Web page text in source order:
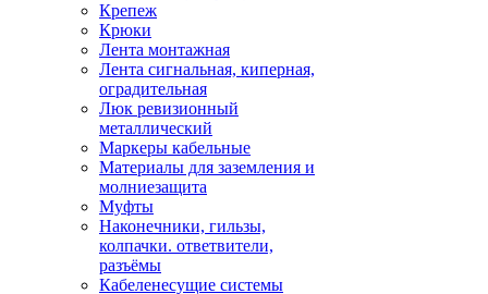
Крепеж
Крюки
Лента монтажная
Лента сигнальная, киперная,
оградительная
Люк ревизионный
металлический
Маркеры кабельные
Материалы для заземления и
молниезащита
Муфты
Наконечники, гильзы,
колпачки. ответвители,
разъёмы
Кабеленесущие системы